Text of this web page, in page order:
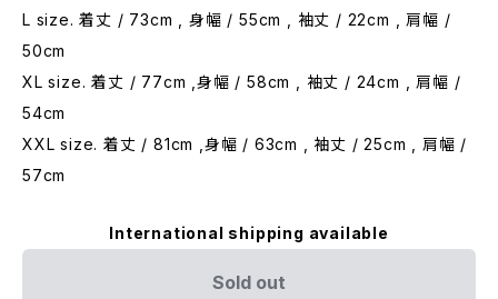
L size. 着丈 / 73cm , 身幅 / 55cm , 袖丈 / 22cm , 肩幅 /
50cm
XL size. 着丈 / 77cm ,身幅 / 58cm , 袖丈 / 24cm , 肩幅 /
54cm
XXL size. 着丈 / 81cm ,身幅 / 63cm , 袖丈 / 25cm , 肩幅 /
57cm
International shipping available
Sold out